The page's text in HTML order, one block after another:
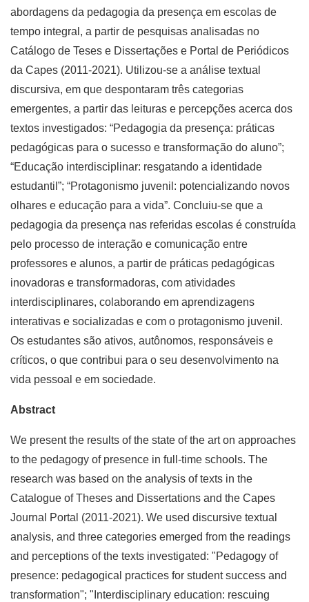
abordagens da pedagogia da presença em escolas de
tempo integral, a partir de pesquisas analisadas no
Catálogo de Teses e Dissertações e Portal de Periódicos
da Capes (2011-2021). Utilizou-se a análise textual
discursiva, em que despontaram três categorias
emergentes, a partir das leituras e percepções acerca dos
textos investigados: “Pedagogia da presença: práticas
pedagógicas para o sucesso e transformação do aluno”;
“Educação interdisciplinar: resgatando a identidade
estudantil”; “Protagonismo juvenil: potencializando novos
olhares e educação para a vida”. Concluiu-se que a
pedagogia da presença nas referidas escolas é construída
pelo processo de interação e comunicação entre
professores e alunos, a partir de práticas pedagógicas
inovadoras e transformadoras, com atividades
interdisciplinares, colaborando em aprendizagens
interativas e socializadas e com o protagonismo juvenil.
Os estudantes são ativos, autônomos, responsáveis e
críticos, o que contribui para o seu desenvolvimento na
vida pessoal e em sociedade.
Abstract
We present the results of the state of the art on approaches
to the pedagogy of presence in full-time schools. The
research was based on the analysis of texts in the
Catalogue of Theses and Dissertations and the Capes
Journal Portal (2011-2021). We used discursive textual
analysis, and three categories emerged from the readings
and perceptions of the texts investigated: "Pedagogy of
presence: pedagogical practices for student success and
transformation"; "Interdisciplinary education: rescuing